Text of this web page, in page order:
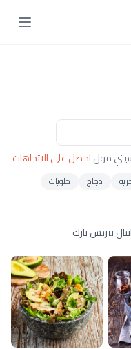
مولاحصل على الاتجاهات
دجاج حلويات
بيزنس بارك